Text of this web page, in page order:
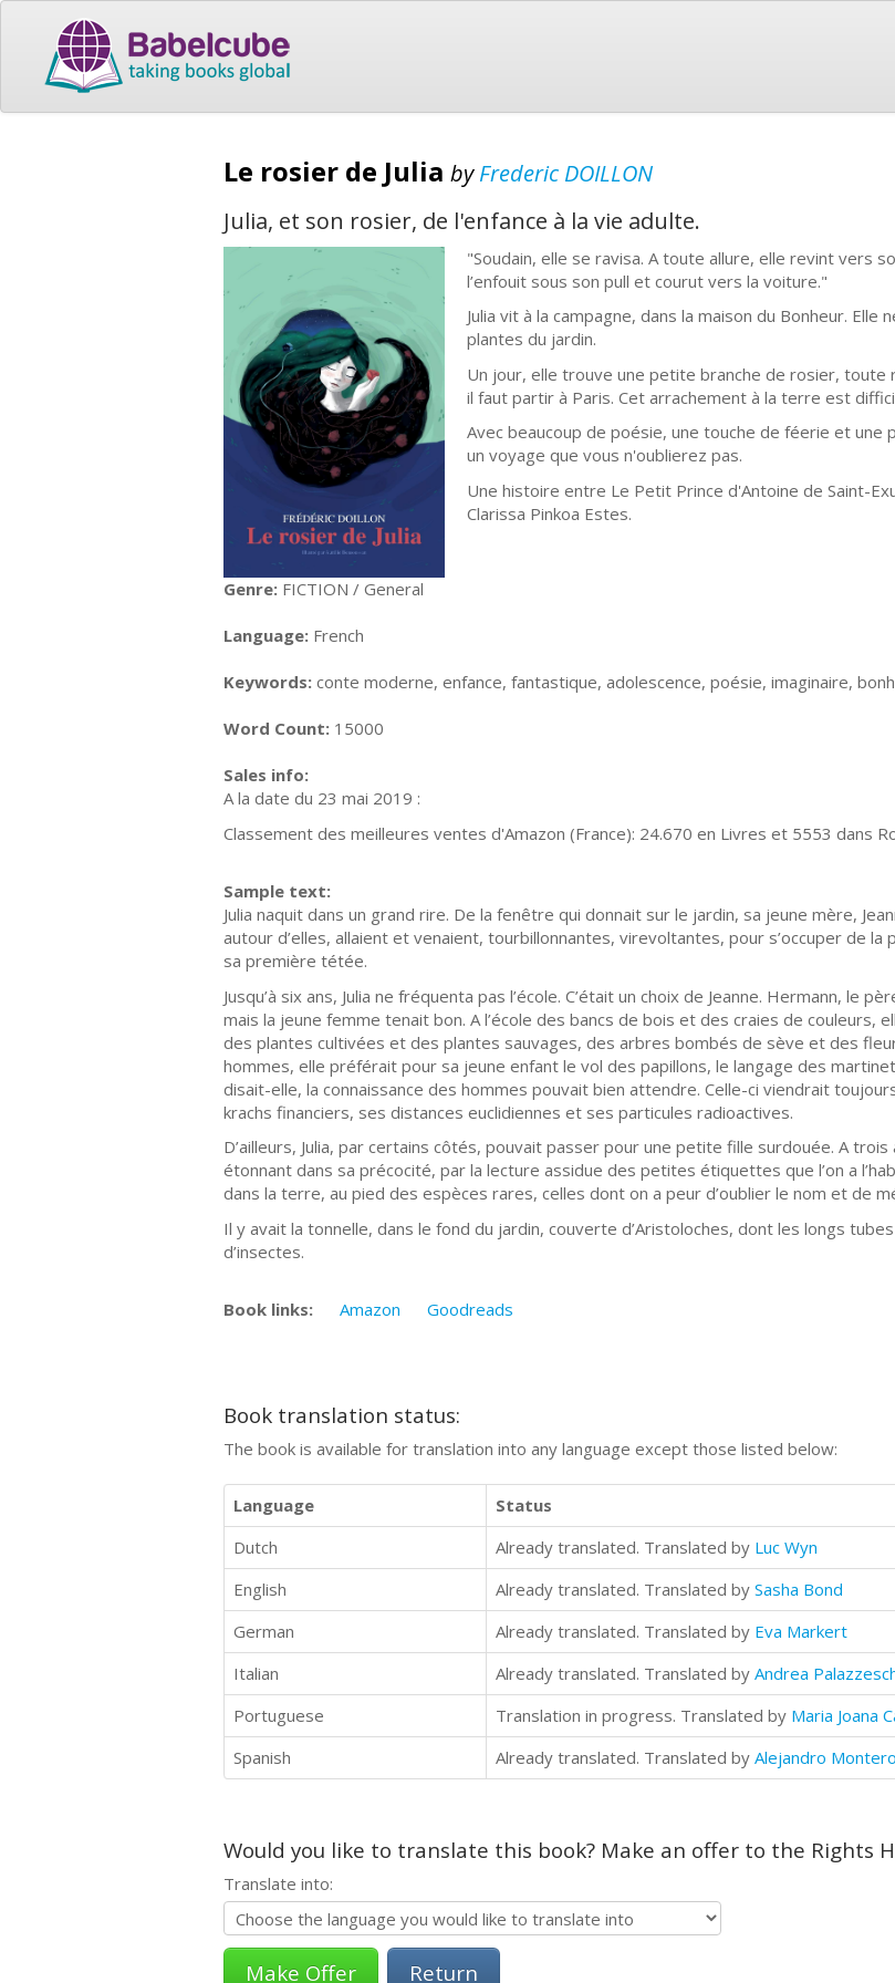
Le rosier de Julia byFrederic DOILLON
Julia, et son rosier, de l'enfance à la vie adulte.
"Soudain, elle se ravisa. A toute allure, elle revint vers
l’enfouit sous son pull et courut vers la voiture."
Julia vit à la campagne, dans la maison du Bonheur.
plantes du jardin.
Un jour, elle trouve une petite branche de rosier, toute
il faut partir à Paris. Cet arrachement à la terre est
Avec beaucoup de poésie, une touche de féerie et une
un voyage que vous n'oublierez pas.
Une histoire entre Le Petit Prince d'Antoine de Saint-
Clarissa Pinkoa Estes.
Genre: FICTION / General
Language: French
Keywords: conte moderne, enfance, fantastique, adolescence, poésie, imaginaire,
Word Count: 15000
Sales info:
A la date du 23 mai 2019 :
Classement des meilleures ventes d'Amazon (France): 24.670 en Livres et 5553 dans
Sample text:
Julia naquit dans un grand rire. De la fenêtre qui donnait sur le jardin, sa jeune mère,
autour d’elles, allaient et venaient, tourbillonnantes, virevoltantes, pour s’occuper de
sa première tétée.
Jusqu’à six ans, Julia ne fréquenta pas l’école. C’était un choix de Jeanne. Hermann, le
mais la jeune femme tenait bon. A l’école des bancs de bois et des craies de couleurs,
des plantes cultivées et des plantes sauvages, des arbres bombés de sève et des
hommes, elle préférait pour sa jeune enfant le vol des papillons, le langage des
disait-elle, la connaissance des hommes pouvait bien attendre. Celle-ci viendrait
krachs financiers, ses distances euclidiennes et ses particules radioactives.
D’ailleurs, Julia, par certains côtés, pouvait passer pour une petite fille surdouée. A
étonnant dans sa précocité, par la lecture assidue des petites étiquettes que l’on a
dans la terre, au pied des espèces rares, celles dont on a peur d’oublier le nom et de
Il y avait la tonnelle, dans le fond du jardin, couverte d’Aristoloches, dont les longs
d’insectes.
Book links: Amazon Goodreads
Book translation status:
The book is available for translation into any language except those listed below:
Language
Status
Dutch
Already translated. Translated by Luc Wyn
English
Already translated. Translated by Sasha Bond
German
Already translated. Translated by Eva Markert
Italian
Already translated. Translated by Andrea
Portuguese
Translation in progress. Translated by Maria Joana
Spanish
Already translated. Translated by Alejandro Montero
Would you like to translate this book? Make an offer to the Rights
Translate into:
Return